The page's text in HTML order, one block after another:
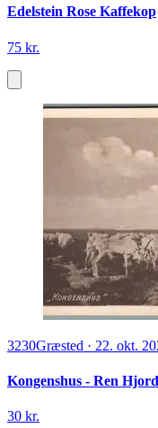
Edelstein Rose Kaffekop
75 kr.
3230Græsted · 22. okt.
Kongenshus - Ren
30 kr.